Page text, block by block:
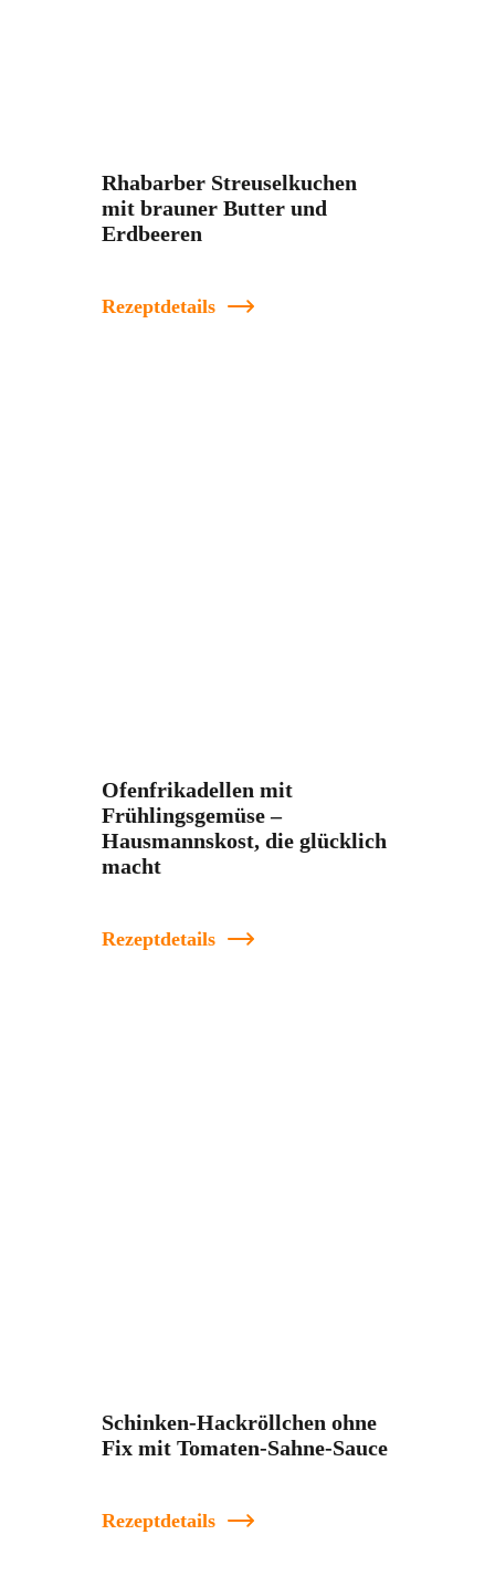
Rhabarber Streuselkuchen
mit brauner Butter und
Erdbeeren
Rezeptdetails
Ofenfrikadellen mit
Frühlingsgemüse –
Hausmannskost, die glücklich
macht
Rezeptdetails
Schinken-Hackröllchen ohne
Fix mit Tomaten-Sahne-Sauce
Rezeptdetails